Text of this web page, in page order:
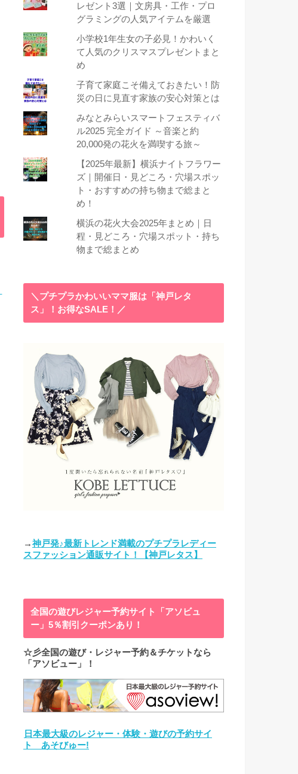
レゼント3選｜文房具・工作・プロ
グラミングの人気アイテムを厳選
小学校1年生女の子必見！かわいく
て人気のクリスマスプレゼントまと
め
子育て家庭こそ備えておきたい！防
災の日に見直す家族の安心対策とは
みなとみらいスマートフェスティバ
ル2025 完全ガイド ～音楽と約
20,000発の花火を満喫する旅～
【2025年最新】横浜ナイトフラワー
ズ｜開催日・見どころ・穴場スポッ
ト・おすすめの持ち物まで総まと
め！
横浜の花火大会2025年まとめ｜日
程・見どころ・穴場スポット・持ち
物まで総まとめ
＼プチプラかわいいママ服は「神戸レタ
ス」！お得なSALE！／
→神戸発♪最新トレンド満載のプチプラレディー
スファッション通販サイト！【神戸レタス】
全国の遊びレジャー予約サイト「アソビュ
ー」5％割引クーポンあり！
☆彡全国の遊び・レジャー予約＆チケットなら
「アソビュー」！
日本最大級のレジャー・体験・遊びの予約サイ
ト あそびゅー!